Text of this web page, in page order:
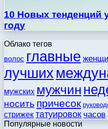
10 Новых тенденций
году
Облако тегов
волос главные
лучших
мужских мужчин
носить причесок
стрижек татуировок часов
Популярные новости